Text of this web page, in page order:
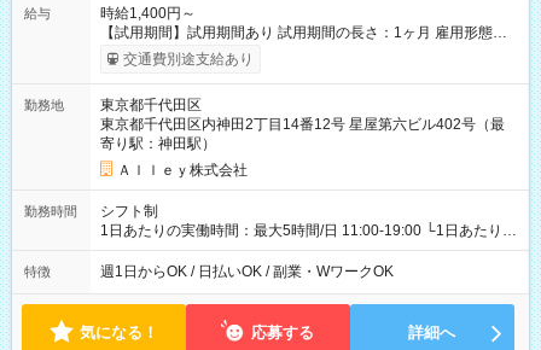
給与
時給1,400円～
【試用期間】試用期間あり 試用期間の長さ：1ヶ月 雇用形態、
給与は本採用時と同じです。
交通費別途支給あり
勤務地
東京都千代田区
東京都千代田区内神田2丁目14番12号 星屋第六ビル402号（最
寄り駅：神田駅）
Ａｌｌｅｙ株式会社
勤務時間
シフト制
1日あたりの実働時間：最大5時間/日 11:00-19:00 └1日あたりの
実働時間：1-5時間 └上記の時間帯内であれば、いつでも勤務可
能！ └平日・土曜日の中で、お好きな曜日でご勤務いただけま
18:00 などのように、自由な働き方が可能なお仕事です！
特徴 週1日からOK / 日払いOK / 副業・WワークOK
気になる！ 応募する 詳細へ